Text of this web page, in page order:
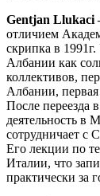
Gentjan Llukaci
отличием
скрипка в
Албании как
коллективов,
Албании,
После переезда
деятельность в
сотрудничает с
Его лекции по
Италии, что
практически за